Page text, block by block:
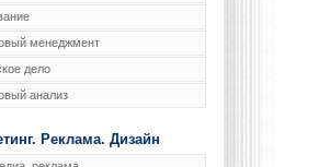
менеджмент
дело
анализ
Реклама. Дизайн